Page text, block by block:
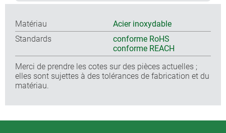
Matériau
Acier inoxydable
Standards
conforme RoHS
conforme REACH
Merci de prendre les cotes sur des pièces actuelles ;
elles sont sujettes à des tolérances de fabrication et du
matériau.